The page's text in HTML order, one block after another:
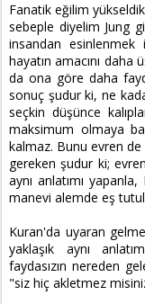
Fanatik eğilim
sebeple diyelim Jung
insandan esinlenmek
hayatın amacını daha
da ona göre daha
sonuç şudur ki, ne
seçkin düşünce
maksimum olmaya
kalmaz. Bunu evren de
gereken şudur ki;
aynı anlatımı
manevi alemde eş
Kuran'da uyaran
yaklaşık aynı
faydasızın nereden
"siz hiç akletmez